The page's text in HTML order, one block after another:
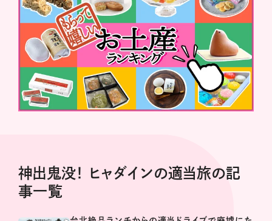
神出鬼没！ ヒャダインの適当旅の記
事一覧